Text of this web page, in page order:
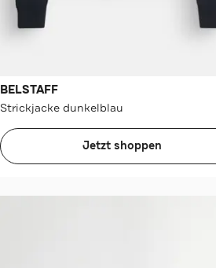
BELSTAFF
Strickjacke dunkelblau
Jetzt shoppen